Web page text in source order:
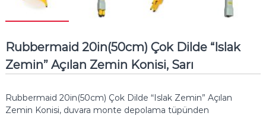
Rubbermaid 20in(50cm) Çok Dilde “Islak
Zemin” Açılan Zemin Konisi, Sarı
Rubbermaid 20in(50cm) Çok Dilde “Islak Zemin” Açılan
Zemin Konisi, duvara monte depolama tüpünden